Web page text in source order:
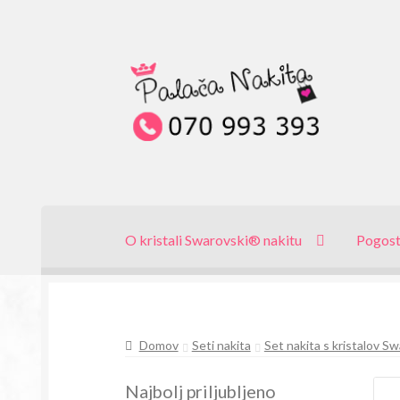
Skip
to
navigation
Skip
to
content
O kristali Swarovski® nakitu
Domov Seti nakita Set nakita s kristalov
Najbolj priljubljeno